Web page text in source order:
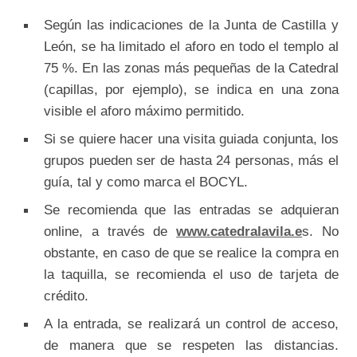
Según las indicaciones de la Junta de Castilla y
León, se ha limitado el aforo en todo el templo al
75 %. En las zonas más pequeñas de la Catedral
(capillas, por ejemplo), se indica en una zona
visible el aforo máximo permitido.
Si se quiere hacer una visita guiada conjunta, los
grupos pueden ser de hasta 24 personas, más el
guía, tal y como marca el BOCYL.
Se recomienda que las entradas se adquieran
online, a través dewww.catedralavila.es. No
obstante, en caso de que se realice la compra en
la taquilla, se recomienda el uso de tarjeta de
crédito.
A la entrada, se realizará un control de acceso,
de manera que se respeten las distancias.